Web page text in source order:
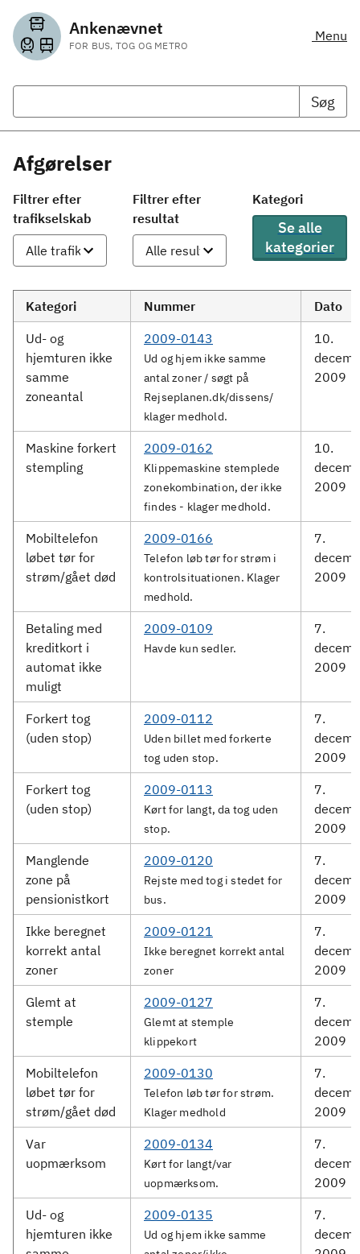
Ankenævnet
FOR BUS, TOG OG METRO
Menu
Søg
Afgørelser
Filtrer efter
trafikselskab
Filtrer efter
resultat
Kategori
Se alle
kategorier
Kategori Nummer
Dato
Ud- og
hjemturen ikke
samme
zoneantal
2009-0143
Ud og hjem ikke samme
antal zoner / søgt på
Rejseplanen.dk/dissens/
klager medhold.
10.
2009
Maskine forkert
stempling
2009-0162
Klippemaskine stemplede
zonekombination, der ikke
findes - klager medhold.
10.
2009
Mobiltelefon
løbet tør for
strøm/gået død
2009-0166
Telefon løb tør for strøm i
kontrolsituationen. Klager
medhold.
7.
2009
Betaling med
kreditkort i
automat ikke
muligt
2009-0109
Havde kun sedler.
7.
2009
Forkert tog
(uden stop)
2009-0112
Uden billet med forkerte
tog uden stop.
7.
2009
Forkert tog
(uden stop)
2009-0113
Kørt for langt, da tog uden
stop.
7.
2009
Manglende
zone på
pensionistkort
2009-0120
Rejste med tog i stedet for
bus.
7.
2009
Ikke beregnet
korrekt antal
zoner
2009-0121
Ikke beregnet korrekt antal
zoner
7.
2009
Glemt at
stemple
2009-0127
Glemt at stemple
klippekort
7.
2009
Mobiltelefon
løbet tør for
strøm/gået død
2009-0130
Telefon løb tør for strøm.
Klager medhold
7.
2009
Var
uopmærksom
2009-0134
Kørt for langt/var
uopmærksom.
7.
2009
Ud- og
hjemturen ikke
2009-0135
Ud og hjem ikke samme
7.